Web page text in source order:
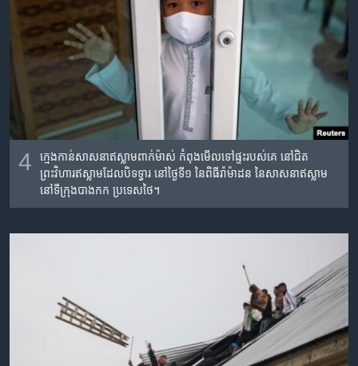
4
ក្មេង​កាន់​សាសនា​ឥស្លាម​ពាក់​ម៉ាស់​ កំពុង​មើល​ទៅ​ផ្ទះ​របស់​គេ នៅ​ជិត​
ព្រះវិហារ​ឥស្លាម​ដែល​បិទទ្វារ នៅ​ថ្ងៃ​ទី​១ នៃ​ពិធី​រ៉ាម៉ាដន នៃ​សាសនា​ឥស្លាម
នៅ​ទីក្រុង​បាងកក ប្រទេស​ថៃ។